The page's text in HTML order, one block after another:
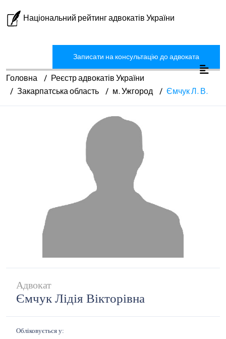
Національний рейтинг адвокатів України
Записати на консультацію до адвоката
Головна
Реєстр адвокатів України
Закарпатська область
м. Ужгород Ємчук Л. В.
Адвокат
Ємчук Лідія Вікторівна
Обліковується у: